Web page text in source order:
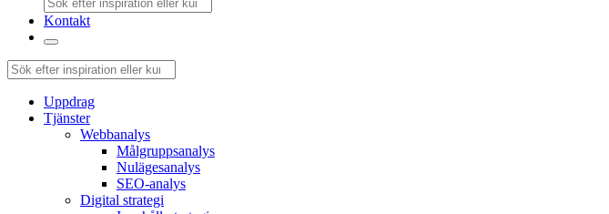
Kontakt
Uppdrag
Tjänster
Webbanalys
Målgruppsanalys
Nulägesanalys
SEO-analys
Digital strategi